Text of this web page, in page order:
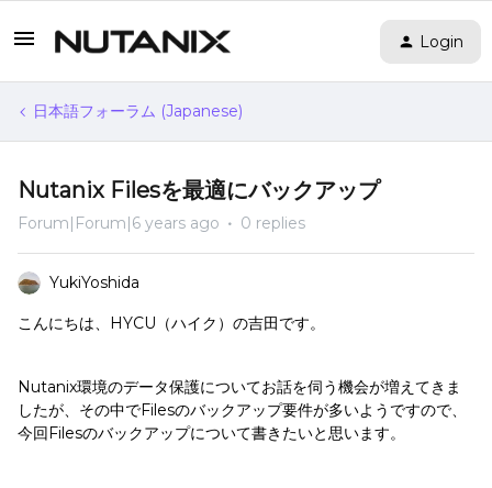
Login
日本語フォーラム (Japanese)
Nutanix Filesを最適にバックアップ
Forum|Forum|6 years ago 0 replies
YukiYoshida
こんにちは、HYCU（ハイク）の吉田です。
Nutanix環境のデータ保護についてお話を伺う機会が増えてきま
したが、その中でFilesのバックアップ要件が多いようですので、
今回Filesのバックアップについて書きたいと思います。